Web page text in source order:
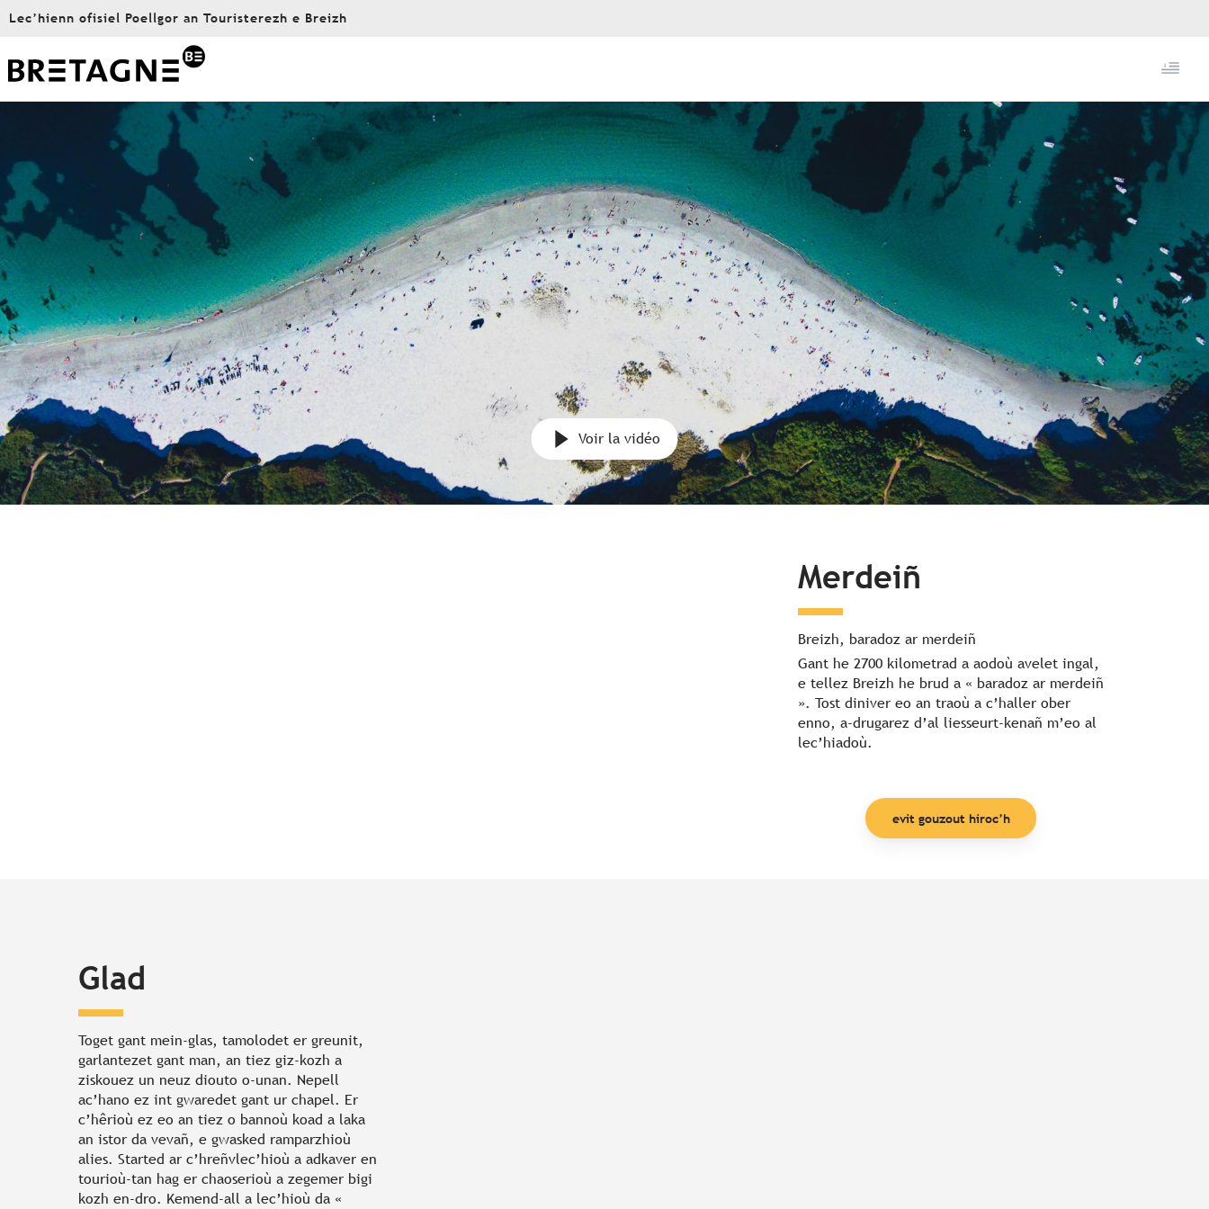
Aller
principal
Lec’hienn ofisiel Poellgor an Touristerezh e Breizh
Voir la vidéo
Merdeiñ
Breizh, baradoz ar merdeiñ
Gant he 2700 kilometrad a aodoù avelet ingal,
e tellez Breizh he brud a « baradoz ar merdeiñ
». Tost diniver eo an traoù a c’haller ober
enno, a-drugarez d’al liesseurt-kenañ m’eo al
lec’hiadoù.
evit gouzout hiroc’h
Glad
Toget gant mein-glas, tamolodet er greunit,
garlantezet gant man, an tiez giz-kozh a
ziskouez un neuz diouto o-unan. Nepell
ac’hano ez int gwaredet gant ur chapel. Er
c’hêrioù ez eo an tiez o bannoù koad a laka
an istor da vevañ, e gwasked ramparzhioù
alies. Started ar c’hreñvlec’hioù a adkaver en
tourioù-tan hag er chaoserioù a zegemer bigi
kozh en-dro. Kemend-all a lec’hioù da «